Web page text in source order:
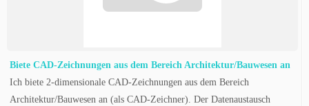
Biete CAD-Zeichnungen aus dem Bereich Architektur/Bauwesen an
Ich biete 2-dimensionale CAD-Zeichnungen aus dem Bereich
Architektur/Bauwesen an (als CAD-Zeichner). Der Datenaustausch